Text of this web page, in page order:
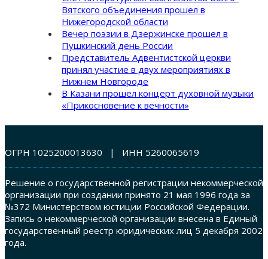
Вятского объединения прошел в
Нижегородской области
Вечер поэзии в Дзержинске прошел в
Пушкинский день России
Представитель Адвентистской церкви
принял участие в двух мероприятиях в
Нижнем Новгороде
В Казани прошел концерт духовной музыки
«Прикосновение к вечности»
ОГРН 1025200013630 | ИНН 5260065619
Решение о государственной регистрации некоммерческой
организации при создании принято 21 мая 1996 года за
№372 Министерством юстиции Российской Федерации.
Запись о некоммерческой организации внесена в Единый
государственный реестр юридических лиц 5 декабря 2002
года.